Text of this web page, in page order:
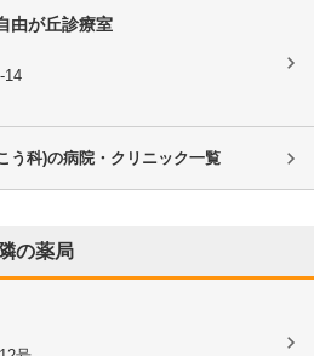
由が丘診療室
14
う科)の病院・クリニック一覧
の薬局